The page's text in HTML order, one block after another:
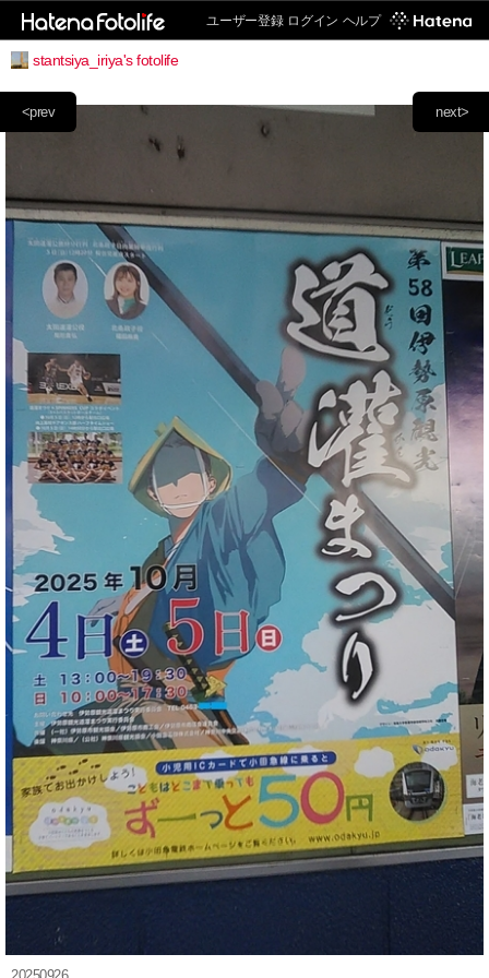
ユーザー登録 ログイン ヘルプ
stantsiya_iriya's fotolife
next>
<prev